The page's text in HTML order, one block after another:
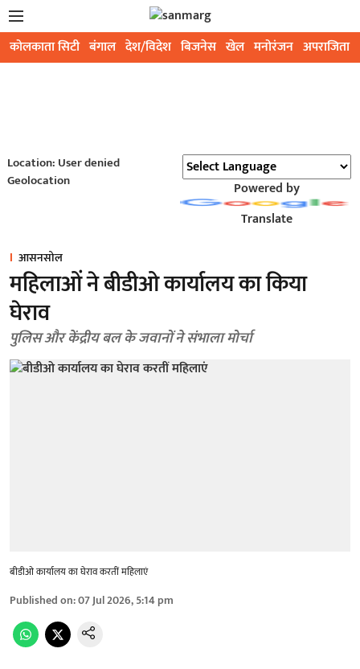
कोलकाता सिटी बंगाल देश/विदेश बिजनेस खेल मनोरंजन अपराजिता
Location: User denied
Geolocation
Powered by
Translate
आसनसोल
महिलाओं ने बीडीओ कार्यालय का किया
घेराव
पुलिस और केंद्रीय बल के जवानों ने संभाला मोर्चा
बीडीओ कार्यालय का घेराव करतीं महिलाएं
Published on:07 Jul 2026, 5:14 pm